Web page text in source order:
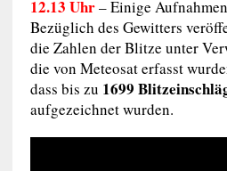
12.13 Uhr– Einige
Bezüglich des Gewitters
die Zahlen der Blitze unter
die von Meteosat erfasst
dass bis zu 1699
aufgezeichnet wurden.